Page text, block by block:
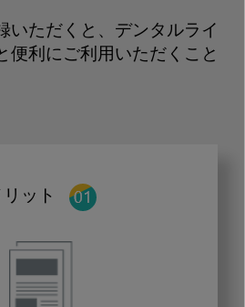
いただくと、デンタルライ
便利にご利用いただくこと
リット